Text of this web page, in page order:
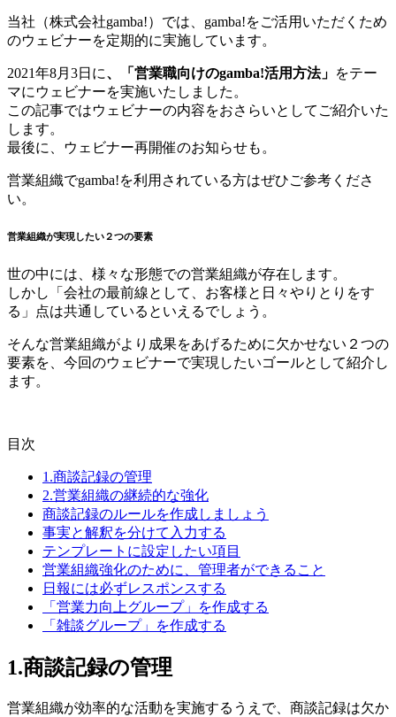
当社（株式会社gamba!）では、gamba!をご活用いただくため
のウェビナーを定期的に実施しています。
2021年8月3日に、「営業職向けのgamba!活用方法」 をテー
マにウェビナーを実施いたしました。
この記事ではウェビナーの内容をおさらいとしてご紹介いた
します。
最後に、ウェビナー再開催のお知らせも。
営業組織でgamba!を利用されている方はぜひご参考くださ
い。
営業組織が実現したい２つの要素
世の中には、様々な形態での営業組織が存在します。
しかし「会社の最前線として、お客様と日々やりとりをす
る」点は共通しているといえるでしょう。
そんな営業組織がより成果をあげるために欠かせない２つの
要素を、今回のウェビナーで実現したいゴールとして紹介し
ます。
目次
1.商談記録の管理
2.営業組織の継続的な強化
商談記録のルールを作成しましょう
事実と解釈を分けて入力する
テンプレートに設定したい項目
営業組織強化のために、管理者ができること
日報には必ずレスポンスする
「営業力向上グループ」を作成する
「雑談グループ」を作成する
1.商談記録の管理
営業組織が効率的な活動を実施するうえで、商談記録は欠か